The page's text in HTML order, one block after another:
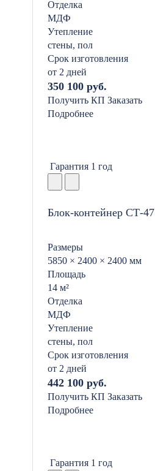
Отделка
МДФ
Утепление
стены, пол
Срок изготовления
от 2 дней
350 100 руб.
Получить КП Заказать
Подробнее
Гарантия 1 год
Блок-контейнер СТ-47
Размеры
5850 × 2400 × 2400 мм
Площадь
14 м²
Отделка
МДФ
Утепление
стены, пол
Срок изготовления
от 2 дней
442 100 руб.
Получить КП Заказать
Подробнее
Гарантия 1 год